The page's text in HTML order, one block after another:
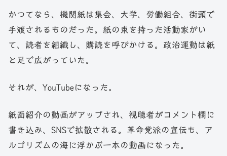
かつてなら、機関紙は集会、大学、労働組合、街頭で
手渡されるものだった。紙の束を持った活動家がい
て、読者を組織し、購読を呼びかける。政治運動は紙
と足で広がっていた。
それが、YouTubeになった。
紙面紹介の動画がアップされ、視聴者がコメント欄に
書き込み、SNSで拡散される。革命党派の宣伝も、ア
ルゴリズムの海に浮かぶ一本の動画になった。